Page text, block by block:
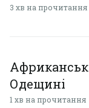
3 хв на прочитання
Одещині
1 хв на прочитання